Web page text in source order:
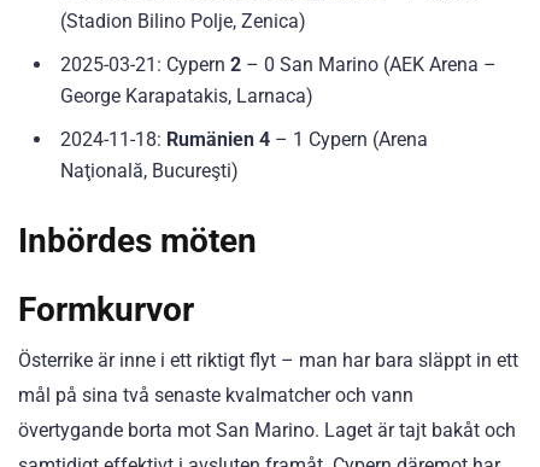
(Stadion Bilino Polje, Zenica)
2025-03-21: Cypern 2 – 0 San Marino (AEK Arena –
George Karapatakis, Larnaca)
2024-11-18: Rumänien 4 – 1 Cypern (Arena
Naţională, Bucureşti)
Inbördes möten
Formkurvor
Österrike är inne i ett riktigt flyt – man har bara släppt in ett
mål på sina två senaste kvalmatcher och vann
övertygande borta mot San Marino. Laget är tajt bakåt och